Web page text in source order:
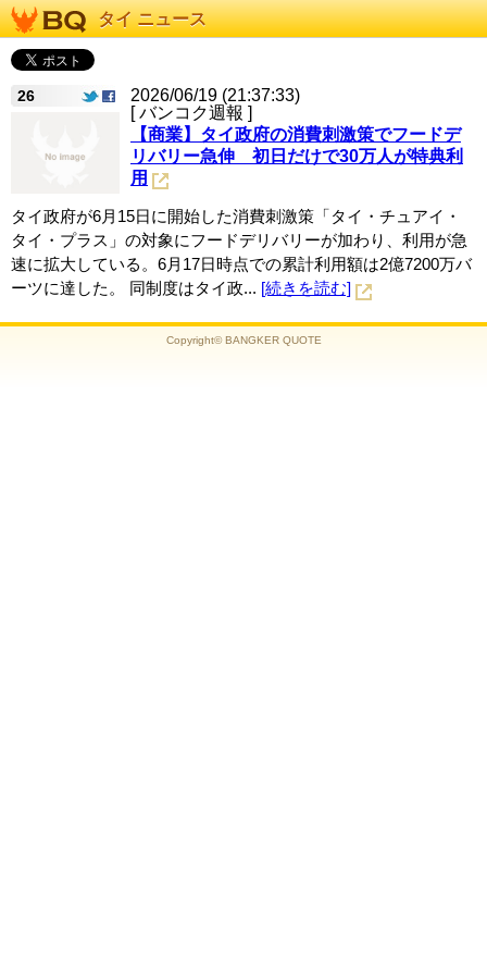
タイ ニュース
26
2026/06/19 (21:37:33)
[ バンコク週報 ]
【商業】タイ政府の消費刺激策でフードデ
リバリー急伸 初日だけで30万人が特典利
用
タイ政府が6月15日に開始した消費刺激策「タイ・チュアイ・
タイ・プラス」の対象にフードデリバリーが加わり、利用が急
速に拡大している。6月17日時点での累計利用額は2億7200万バ
ーツに達した。 同制度はタイ政... [続きを読む]
Copyright© BANGKER QUOTE